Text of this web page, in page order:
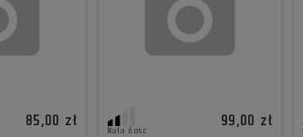
85,00 zł
Mała ilość
99,00 zł